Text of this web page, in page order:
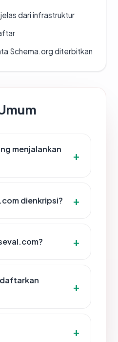
dari infrastruktur
Schema.org diterbitkan
menjalankan
dienkripsi?